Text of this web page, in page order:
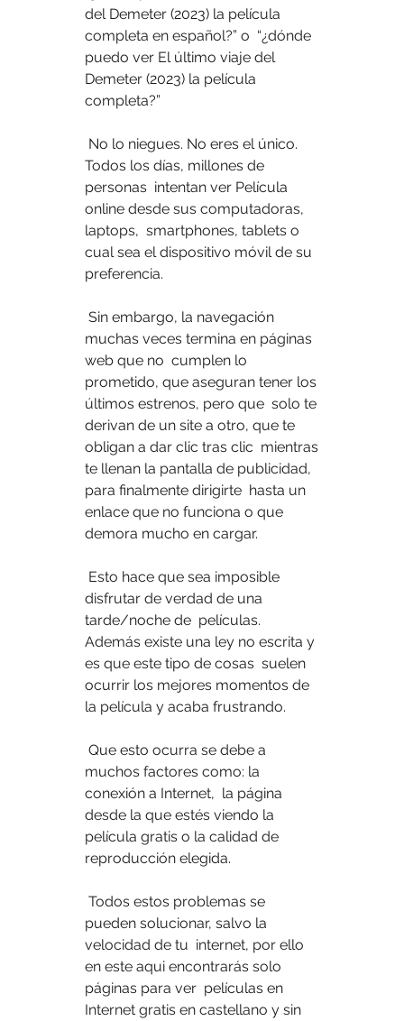
del Demeter (2023) la película
completa en español?” o  “¿dónde
puedo ver El último viaje del
Demeter (2023) la película
completa?”
Todos los días, millones de
personas  intentan ver Película
online desde sus computadoras,
laptops,  smartphones, tablets o
cual sea el dispositivo móvil de su
preferencia.
muchas veces termina en páginas
web que no  cumplen lo
prometido, que aseguran tener los
últimos estrenos, pero que  solo te
derivan de un site a otro, que te
obligan a dar clic tras clic  mientras
te llenan la pantalla de publicidad,
para finalmente dirigirte  hasta un
enlace que no funciona o que
demora mucho en cargar.
disfrutar de verdad de una
tarde/noche de  películas.
Además existe una ley no escrita y
es que este tipo de cosas  suelen
ocurrir los mejores momentos de
la película y acaba frustrando.
muchos factores como: la
conexión a Internet,  la página
desde la que estés viendo la
película gratis o la calidad de
reproducción elegida.
pueden solucionar, salvo la
velocidad de tu  internet, por ello
en este aqui encontrarás solo
páginas para ver  películas en
Internet gratis en castellano y sin